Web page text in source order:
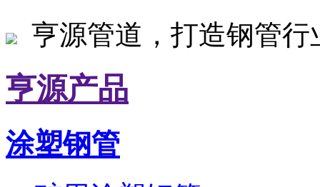
亨源管道，打造钢管
亨源产品
涂塑钢管